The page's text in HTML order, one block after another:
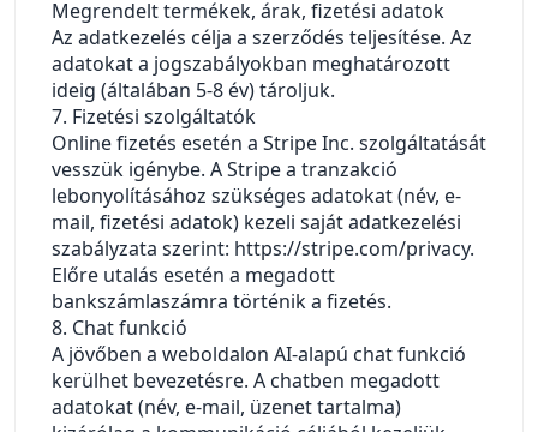
Megrendelt termékek, árak, fizetési adatok
Az adatkezelés célja a szerződés teljesítése. Az
adatokat a jogszabályokban meghatározott
ideig (általában 5-8 év) tároljuk.
7. Fizetési szolgáltatók
Online fizetés esetén a Stripe Inc. szolgáltatását
vesszük igénybe. A Stripe a tranzakció
lebonyolításához szükséges adatokat (név, e-
mail, fizetési adatok) kezeli saját adatkezelési
szabályzata szerint: https://stripe.com/privacy.
Előre utalás esetén a megadott
bankszámlaszámra történik a fizetés.
8. Chat funkció
A jövőben a weboldalon AI-alapú chat funkció
kerülhet bevezetésre. A chatben megadott
adatokat (név, e-mail, üzenet tartalma)